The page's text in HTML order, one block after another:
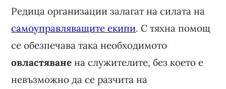
Редица организации залагат на силата на
самоуправляващите екипи. С тяхна помощ
се обезпечава така необходимото
овластяване на служителите, без което е
невъзможно да се разчита на